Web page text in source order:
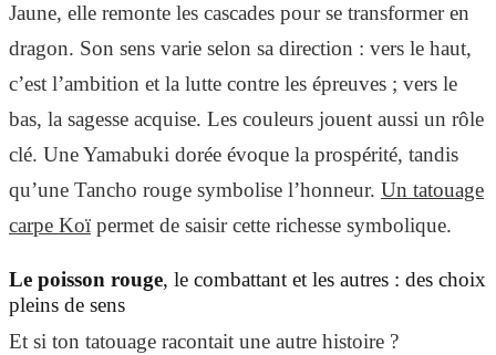
Jaune, elle remonte les cascades pour se transformer en
dragon. Son sens varie selon sa direction : vers le haut,
c’est l’ambition et la lutte contre les épreuves ; vers le
bas, la sagesse acquise. Les couleurs jouent aussi un rôle
clé. Une Yamabuki dorée évoque la prospérité, tandis
qu’une Tancho rouge symbolise l’honneur. Un tatouage
carpe Koï permet de saisir cette richesse symbolique.
Le poisson rouge, le combattant et les autres : des choix
pleins de sens
Et si ton tatouage racontait une autre histoire ?